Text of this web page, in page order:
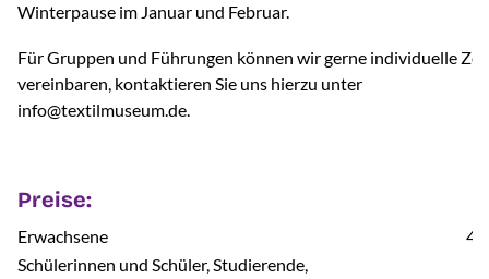
Winterpause im Januar und Februar.
Für Gruppen und Führungen können wir gerne individuelle
vereinbaren, kontaktieren Sie uns hierzu unter
info@textilmuseum.de.
Preise:
Erwachsene
Schülerinnen und Schüler, Studierende,